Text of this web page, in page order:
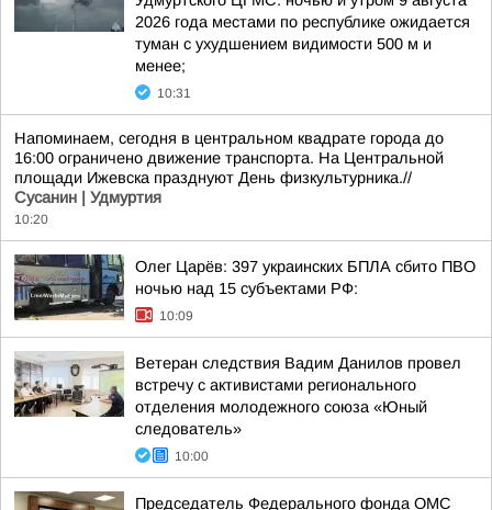
2026 года местами по республике ожидается
туман с ухудшением видимости 500 м и
менее;
10:31
Напоминаем, сегодня в центральном квадрате города до
16:00 ограничено движение транспорта. На Центральной
площади Ижевска празднуют День физкультурника.//
Сусанин | Удмуртия
10:20
Олег Царёв: 397 украинских БПЛА сбито ПВО
ночью над 15 субъектами РФ:
10:09
Ветеран следствия Вадим Данилов провел
встречу с активистами регионального
отделения молодежного союза «Юный
следователь»
10:00
Председатель Федерального фонда ОМС